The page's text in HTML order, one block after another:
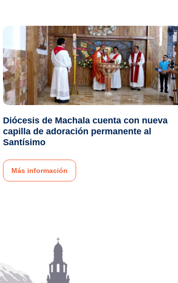
Diócesis de Machala cuenta con nueva
capilla de adoración permanente al
Santísimo
Más información